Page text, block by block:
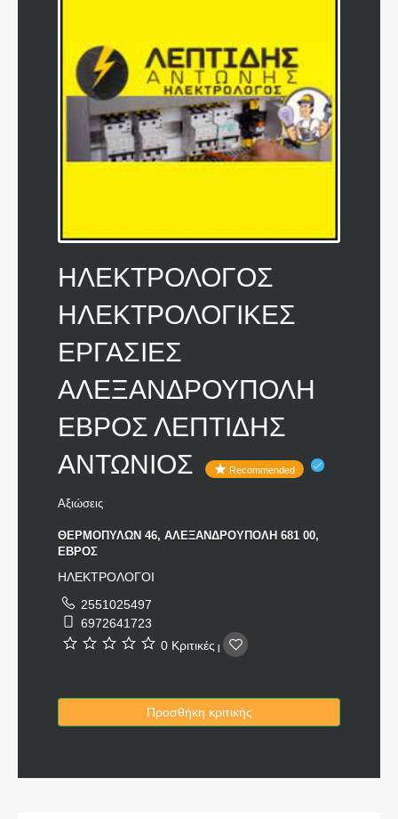
ΗΛΕΚΤΡΟΛΟΓΟΣ
ΗΛΕΚΤΡΟΛΟΓΙΚΕΣ
ΕΡΓΑΣΙΕΣ
ΑΛΕΞΑΝΔΡΟΥΠΟΛΗ
ΕΒΡΟΣ ΛΕΠΤΙΔΗΣ
ΑΝΤΩΝΙΟΣ
Recommended
Αξιώσεις
ΘΕΡΜΟΠΥΛΩΝ 46, ΑΛΕΞΑΝΔΡΟΥΠΟΛΗ 681 00,
ΕΒΡΟΣ
ΗΛΕΚΤΡΟΛΟΓΟΙ
2551025497
6972641723
0 Κριτικές |
Προσθήκη κριτικής